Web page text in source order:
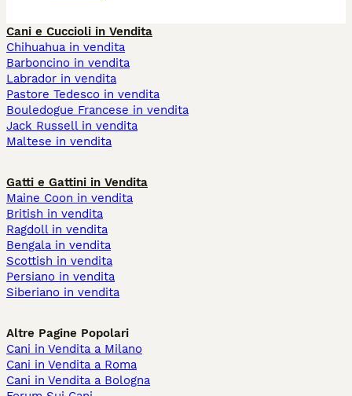
Cani e Cuccioli in Vendita
Chihuahua in vendita
Barboncino in vendita
Labrador in vendita
Pastore Tedesco in vendita
Bouledogue Francese in vendita
Jack Russell in vendita
Maltese in vendita
Gatti e Gattini in Vendita
Maine Coon in vendita
British in vendita
Ragdoll in vendita
Bengala in vendita
Scottish in vendita
Persiano in vendita
Siberiano in vendita
Altre Pagine Popolari
Cani in Vendita a Milano
Cani in Vendita a Roma
Cani in Vendita a Bologna